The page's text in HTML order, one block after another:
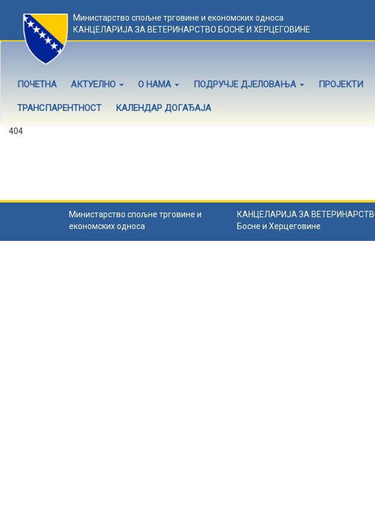
Министарство спољне трговине и економских односа
КАНЦЕЛАРИЈА ЗА ВЕТЕРИНАРСТВО БОСНЕ И ХЕРЦЕГОВИНЕ
ПОЧЕТНА АКТУЕЛНО О НАМА ПОДРУЧЈЕ ДЈЕЛОВАЊА ПРОЈЕКТИ
ТРАНСПАРЕНТНОСТ КАЛЕНДАР ДОГАЂАЈА
404
Министарство спољне трговине и
економских односа
КАНЦЕЛАРИЈА ЗА
Босне и Херцеговине